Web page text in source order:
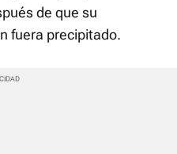
de que su
fuera precipitado.